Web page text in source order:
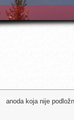
anoda koja nije